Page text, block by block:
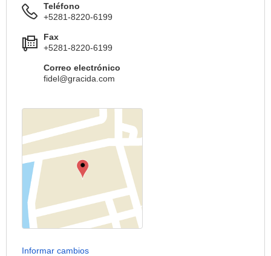
Teléfono
+5281-8220-6199
Fax
+5281-8220-6199
Correo electrónico
fidel@gracida.com
Informar cambios